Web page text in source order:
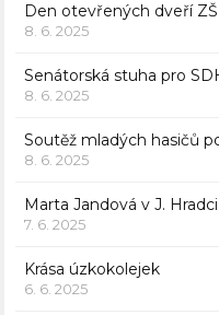
Den otevřených dveří
8. 6. 2025
Senátorská stuha pro
8. 6. 2025
Soutěž mladých hasičů
8. 6. 2025
Marta Jandová v J. Hradci
7. 6. 2025
Krása úzkokolejek
6. 6. 2025